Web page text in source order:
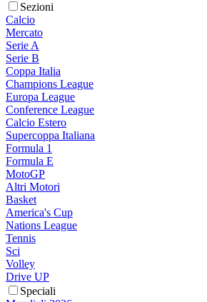
Sezioni
Calcio
Mercato
Serie A
Serie B
Coppa Italia
Champions League
Europa League
Conference League
Calcio Estero
Supercoppa Italiana
Formula 1
Formula E
MotoGP
Altri Motori
Basket
America's Cup
Nations League
Tennis
Sci
Volley
Drive UP
Speciali